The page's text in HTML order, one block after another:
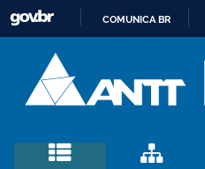
COMUNICA BR